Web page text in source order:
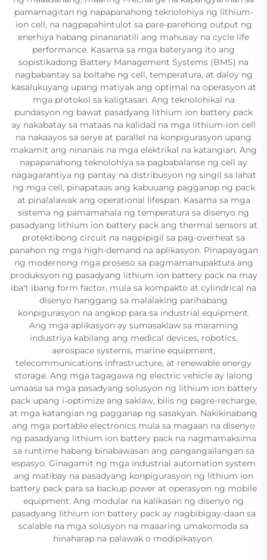
pamamagitan ng napapanahong teknolohiya ng lithium-
ion cell, na nagpapahintulot sa pare-parehong output ng
enerhiya habang pinananatili ang mahusay na cycle life
performance. Kasama sa mga bateryang ito ang
sopistikadong Battery Management Systems (BMS) na
nagbabantay sa boltahe ng cell, temperatura, at daloy ng
kasalukuyang upang matiyak ang optimal na operasyon at
mga protokol sa kaligtasan. Ang teknolohikal na
pundasyon ng bawat pasadyang lithium ion battery pack
ay nakabatay sa mataas na kalidad na mga lithium-ion cell
na nakaayos sa serye at parallel na konpigurasyon upang
makamit ang ninanais na mga elektrikal na katangian. Ang
napapanahong teknolohiya sa pagbabalanse ng cell ay
nagagarantiya ng pantay na distribusyon ng singil sa lahat
ng mga cell, pinapataas ang kabuuang pagganap ng pack
at pinalalawak ang operational lifespan. Kasama sa mga
sistema ng pamamahala ng temperatura sa disenyo ng
pasadyang lithium ion battery pack ang thermal sensors at
protektibong circuit na nagpipigil sa pag-overheat sa
panahon ng mga high-demand na aplikasyon. Pinapayagan
ng modernong mga proseso sa pagmamanupaktura ang
produksyon ng pasadyang lithium ion battery pack na may
iba't ibang form factor, mula sa kompakto at cylindrical na
disenyo hanggang sa malalaking parihabang
konpigurasyon na angkop para sa industrial equipment.
Ang mga aplikasyon ay sumasaklaw sa maraming
industriya kabilang ang medical devices, robotics,
aerospace systems, marine equipment,
telecommunications infrastructure, at renewable energy
storage. Ang mga tagagawa ng electric vehicle ay lalong
umaasa sa mga pasadyang solusyon ng lithium ion battery
pack upang i-optimize ang saklaw, bilis ng pagre-recharge,
at mga katangian ng pagganap ng sasakyan. Nakikinabang
ang mga portable electronics mula sa magaan na disenyo
ng pasadyang lithium ion battery pack na nagmamaksima
sa runtime habang binabawasan ang pangangailangan sa
espasyo. Ginagamit ng mga industrial automation system
ang matibay na pasadyang konpigurasyon ng lithium ion
battery pack para sa backup power at operasyon ng mobile
equipment. Ang modular na kalikasan ng disenyo ng
pasadyang lithium ion battery pack ay nagbibigay-daan sa
scalable na mga solusyon na maaaring umakomoda sa
hinaharap na palawak o modipikasyon.